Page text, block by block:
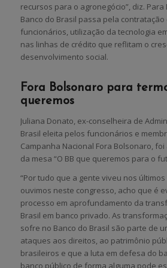
recursos para o agronegócio”, diz.
Banco do Brasil passa pela
funcionários, utilização da tecnologia
nas linhas de crédito que reflitam o
desenvolvimento social.
Fora Bolsonaro para
queremos
Juliana Donato, ex-conselheira de
Brasil eleita pelos funcionários e
Campanha Nacional Fora Bolsonaro,
da mesa “O BB que queremos para o
“Por tudo que a gente viveu nos
ouvimos neste congresso, acho que é
processo em aprofundamento da
Brasil em banco privado. As
sofre no Banco do Brasil são parte de
ataques aos direitos, ao patrimônio
brasileiros e que a luta em defesa do
banco público de forma alguma pode